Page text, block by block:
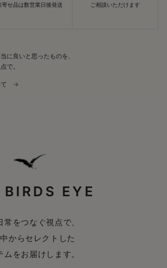
寄せ品は数営業日後発送
ご相談いただけます
に良いと思ったものを、
で。
て →
EYE
常をつなぐ視点で、
からセレクトした
ムをお届けします。